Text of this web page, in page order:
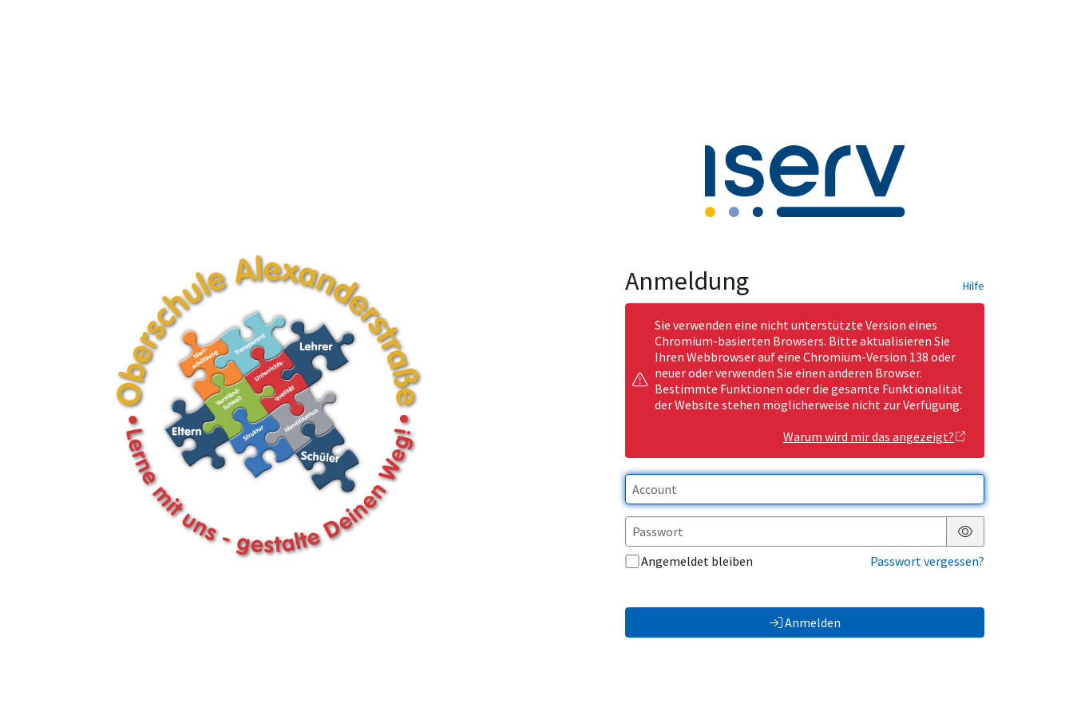
Anmeldung Hilfe
Sie verwenden eine nicht unterstützte Version eines
Chromium-basierten Browsers. Bitte aktualisieren Sie
Ihren Webbrowser auf eine Chromium-Version 138 oder
neuer oder verwenden Sie einen anderen Browser.
Bestimmte Funktionen oder die gesamte Funktionalität
der Website stehen möglicherweise nicht zur Verfügung.
Warum wird mir das angezeigt?
Passwort anzeigen
Angemeldet bleiben
Passwort vergessen?
Anmelden